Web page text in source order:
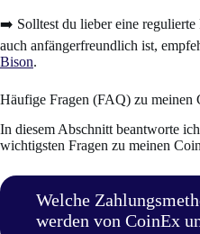
➡️ Solltest du lieber eine regulierte
auch anfängerfreundlich ist,
Bison.
Häufige Fragen (FAQ) zu meinen
In diesem Abschnitt beantworte
wichtigsten Fragen zu meinen
Welche
werden von CoinEx